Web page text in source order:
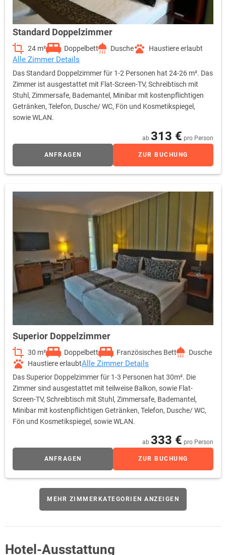
Standard Doppelzimmer
24 m² Doppelbett Dusche Haustiere erlaubt
Alle Zimmer Details
Das Standard Doppelzimmer für 1-2 Personen hat 24-26 m². Das
Zimmer ist ausgestattet mit Flat-Screen-TV, Schreibtisch mit
Stuhl, Zimmersafe, Bademantel, Minibar mit kostenpflichtigen
Getränken, Telefon, Dusche/ WC, Fön und Kosmetikspiegel,
sowie WLAN.
ab 313 € pro Person
ANFRAGEN ZUR BUCHUNG
Superior Doppelzimmer
30 m² Doppelbett Französisches Bett
Dusche
Haustiere erlaubtAlle Zimmer Details
Das Superior Doppelzimmer für 1-3 Personen hat 30m². Die
Zimmer sind ausgestattet mit teilweise Balkon, sowie Flat-
Screen-TV, Schreibtisch mit Stuhl, Zimmersafe, Bademantel,
Minibar mit kostenpflichtigen Getränken, Telefon, Dusche/ WC,
Fön und Kosmetikspiegel, sowie WLAN.
ab 333 € pro Person
ANFRAGEN ZUR BUCHUNG
MEHR ZIMMERKATEGORIEN ANZEIGEN
Hotel-Ausstattung